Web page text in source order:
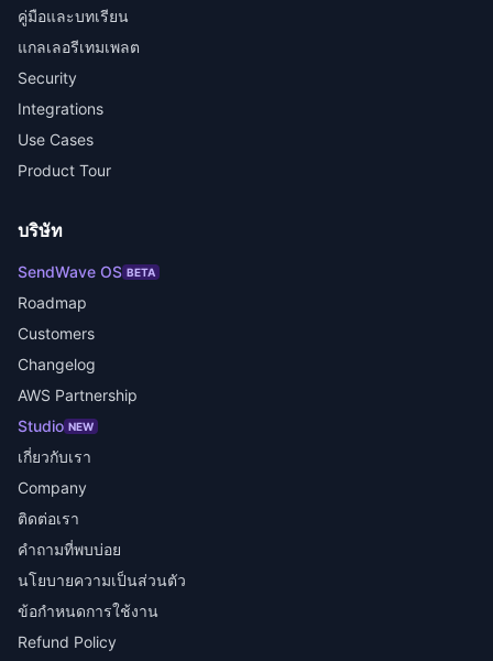
คู่มือและบทเรียน
แกลเลอรีเทมเพลต
Security
Integrations
Use Cases
Product Tour
บริษัท
SendWave OS BETA
Roadmap
Customers
Changelog
AWS Partnership
Studio NEW
เกี่ยวกับเรา
Company
ติดต่อเรา
คำถามที่พบบ่อย
นโยบายความเป็นส่วนตัว
ข้อกำหนดการใช้งาน
Refund Policy